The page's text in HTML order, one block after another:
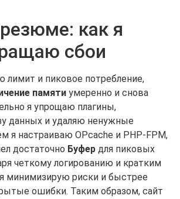
как я
сбои
лимит и пиковое потребление,
памяти умеренно и снова
я упрощаю плагины,
данных и удаляю ненужные
я настраиваю OPcache и PHP-FPM,
достаточно Буфер для пиковых
четкому логированию и кратким
минимизирую риски и быстрее
ошибки. Таким образом, сайт